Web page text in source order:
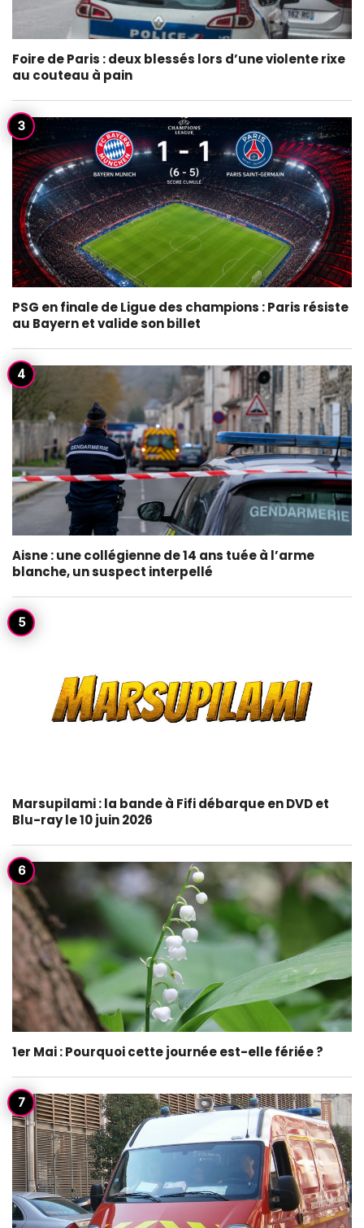
Foire de Paris : deux blessés lors d’une violente rixe
au couteau à pain
PSG en finale de Ligue des champions : Paris résiste
au Bayern et valide son billet
Aisne : une collégienne de 14 ans tuée à l’arme
blanche, un suspect interpellé
Marsupilami : la bande à Fifi débarque en DVD et
Blu-ray le 10 juin 2026
1er Mai : Pourquoi cette journée est-elle fériée ?